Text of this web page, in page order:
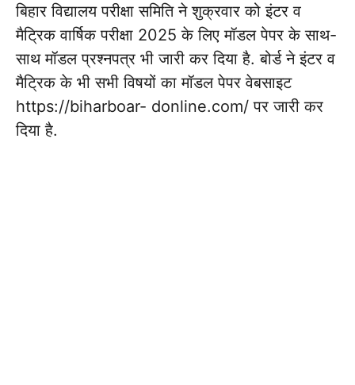
बिहार विद्यालय परीक्षा समिति ने शुक्रवार को इंटर व
मैट्रिक वार्षिक परीक्षा 2025 के लिए मॉडल पेपर के साथ-
साथ मॉडल प्रश्नपत्र भी जारी कर दिया है. बोर्ड ने इंटर व
मैट्रिक के भी सभी विषयों का मॉडल पेपर वेबसाइट
https://biharboar- donline.com/ पर जारी कर
दिया है.